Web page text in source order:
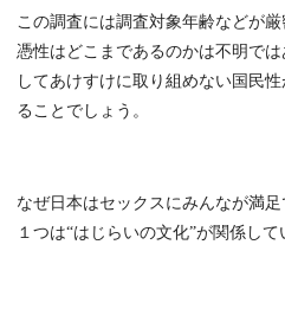
この調査には調査対象年齢などが
憑性はどこまであるのかは不明で
してあけすけに取り組めない国民
ることでしょう。
なぜ日本はセックスにみんなが満
１つは“はじらいの文化”が関係して